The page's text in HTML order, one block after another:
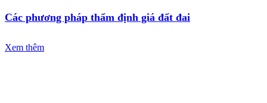
Các phương pháp thẩm định giá đất đai
Xem thêm